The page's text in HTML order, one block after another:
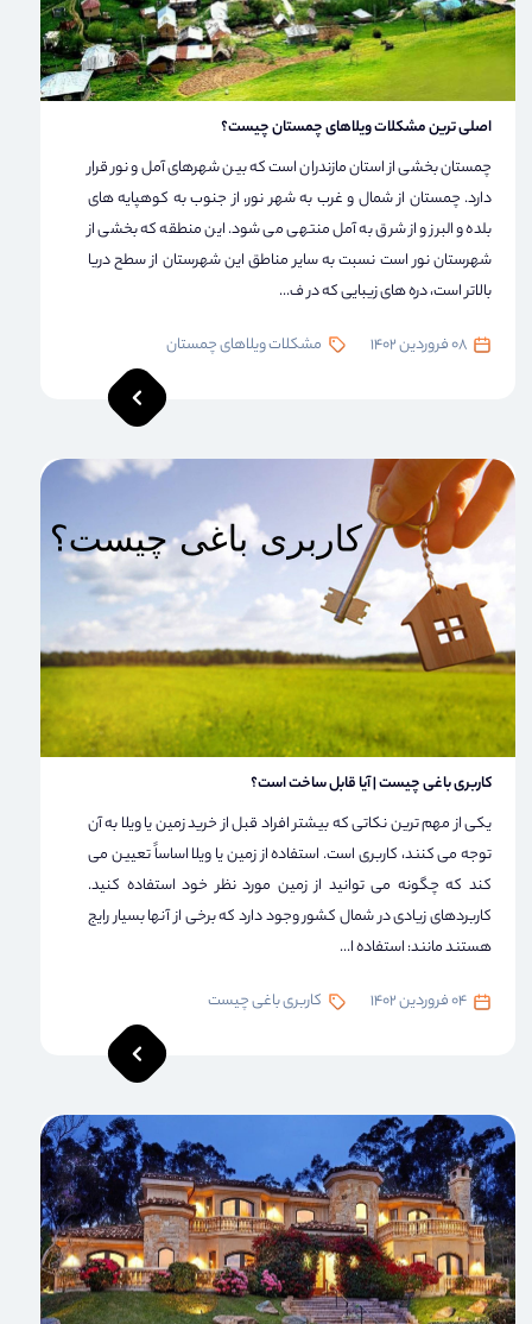
اصلی ترین مشکلات ویلاهای چمستان چیست؟
چمستان بخشی از استان مازندران است که بین شهرهای آمل و نور قرار
دارد. چمستان از شمال و غرب به شهر نور، از جنوب به کوهپایه های
بلده و البرز و از شرق به آمل منتهی می شود. این منطقه که بخشی از
شهرستان نور است نسبت به سایر مناطق این شهرستان از سطح دریا
بالاتر است، دره های زیبایی که در ف...
08 فروردین 1402 مشکلات ویلاهای چمستان
کاربری باغی چیست | آیا قابل ساخت است؟
یکی از مهم ترین نکاتی که بیشتر افراد قبل از خرید زمین یا ویلا به آن
توجه می کنند، کاربری است. استفاده از زمین یا ویلا اساساً تعیین می
کند که چگونه می توانید از زمین مورد نظر خود استفاده کنید.
کاربردهای زیادی در شمال کشور وجود دارد که برخی از آنها بسیار رایج
هستند مانند: استفاده ا...
04 فروردین 1402 کاربری باغی چیست